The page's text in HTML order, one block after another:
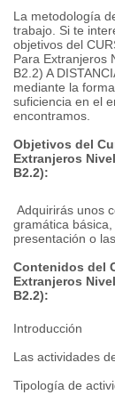
La metodología
trabajo. Si te
objetivos del
Para Extranjeros
B2.2) A
mediante la
suficiencia en el
encontramos.
Objetivos del
Extranjeros
B2.2):
Adquirirás unos
gramática
presentación o
Contenidos del
Extranjeros
B2.2):
Introducción
Las actividades
Tipología de